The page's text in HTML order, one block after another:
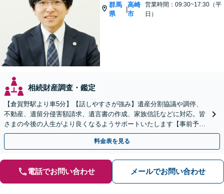
群馬
県
|
高崎
市
営業時間：09:30~17:30（平
日）
相続財産調査・鑑定
【倉賀野駅より車5分】【話しやすさが強み】遺産分割協議や調停、
不動産、遺留分侵害額請求、遺言書の作成、家族信託などに対応。皆
さまの今後の人生がより良くなるようサポートいたします【事前予約
で時間外面談可】【ビデオ面談可】【初回面談無料】
料金表を見る
電話でお問い合わせ メールでお問い合わせ